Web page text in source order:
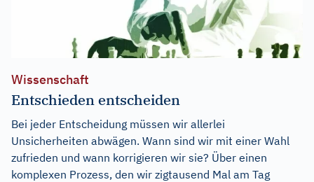
Wissenschaft
Entschieden entscheiden
Bei jeder Entscheidung müssen wir allerlei
Unsicherheiten abwägen. Wann sind wir mit einer Wahl
zufrieden und wann korrigieren wir sie? Über einen
komplexen Prozess, den wir zigtausend Mal am Tag